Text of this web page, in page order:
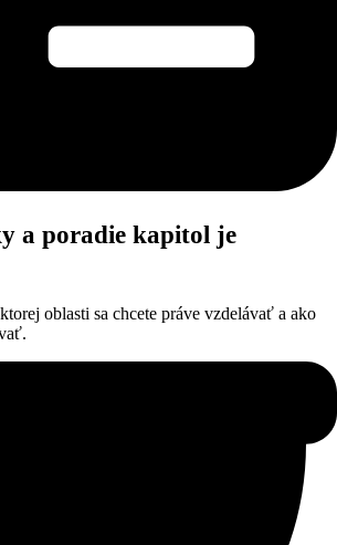
a poradie kapitol je
oblasti sa chcete práve vzdelávať a ako